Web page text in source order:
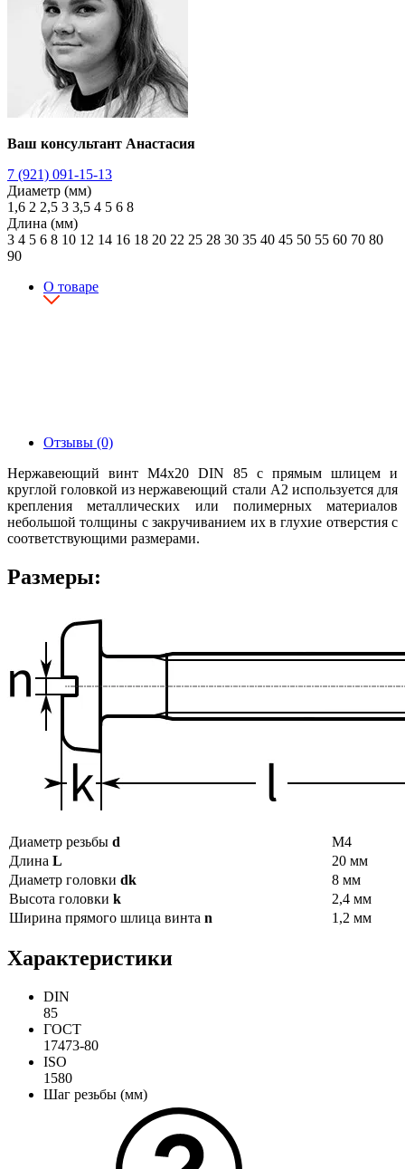
Ваш консультант Анастасия
7 (921) 091-15-13
Диаметр (мм)
1,6 2 2,5 3 3,5 4 5 6 8
Длина (мм)
3 4 5 6 8 10 12 14 16 18 20 22 25 28 30 35 40 45 50 55 60 70 80
90
О товаре
Отзывы (0)
Нержавеющий винт М4х20 DIN 85 с прямым шлицем и
круглой головкой из нержавеющий стали А2 используется для
крепления металлических или полимерных материалов
небольшой толщины с закручиванием их в глухие отверстия с
соответствующими размерами.
Размеры:
Диаметр резьбы d
М4
Длина L
20 мм
Диаметр головки dk
8 мм
Высота головки k
2,4 мм
Ширина прямого шлица винта n 1,2 мм
Характеристики
DIN
85
ГОСТ
17473-80
ISO
1580
Шаг резьбы (мм)